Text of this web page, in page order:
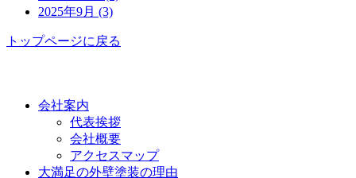
2025年9月 (3)
トップページに戻る
会社案内
代表挨拶
会社概要
アクセスマップ
大満足の外壁塗装の理由